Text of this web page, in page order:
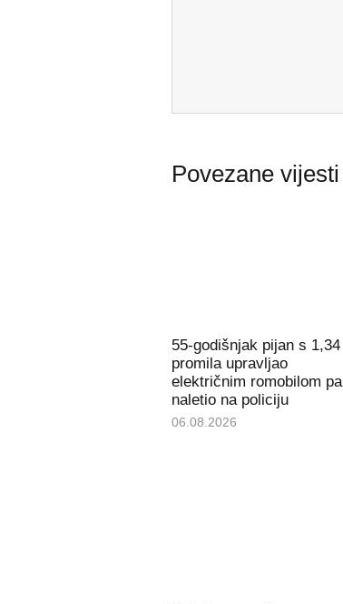
Povezane vijesti
55-godišnjak pijan s 1,34
promila upravljao
električnim romobilom pa
naletio na policiju
06.08.2026